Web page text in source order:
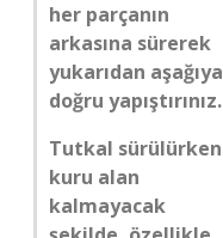
her parçanın
arkasına sürerek
yukarıdan aşağıya
doğru yapıştırınız.
Tutkal sürülürken
kuru alan
kalmayacak